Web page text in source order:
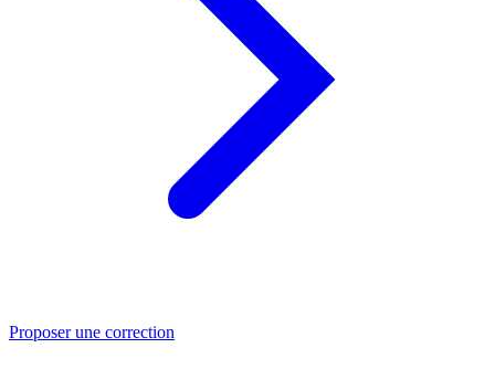
Proposer une correction